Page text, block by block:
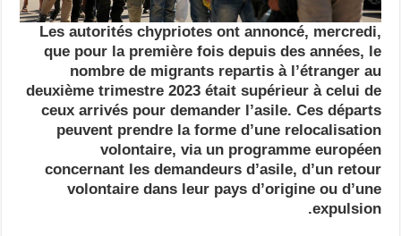
Les autorités chypriotes ont annoncé, mercredi,
que pour la première fois depuis des années, le
nombre de migrants repartis à l’étranger au
deuxième trimestre 2023 était supérieur à celui de
ceux arrivés pour demander l’asile. Ces départs
peuvent prendre la forme d’une relocalisation
volontaire, via un programme européen
concernant les demandeurs d’asile, d’un retour
volontaire dans leur pays d’origine ou d’une
expulsion.